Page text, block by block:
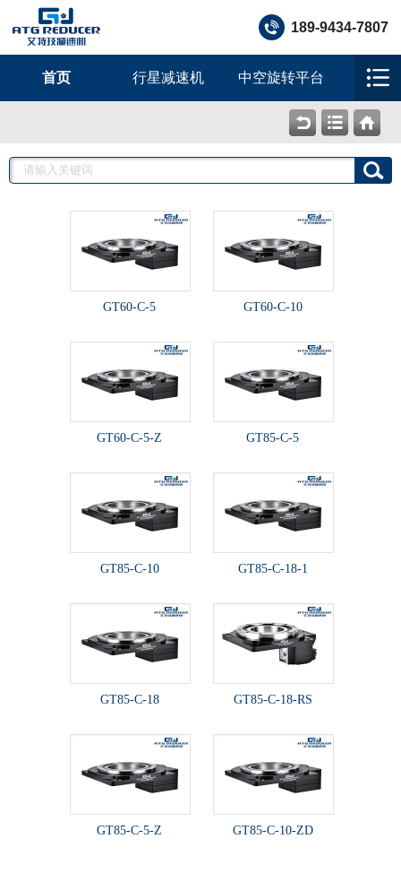
189-9434-7807
首页 行星减速机 中空旋转平台
GT60-C-5 GT60-C-10
GT60-C-5-Z GT85-C-5
GT85-C-10 GT85-C-18-1
GT85-C-18 GT85-C-18-RS
GT85-C-5-Z GT85-C-10-ZD